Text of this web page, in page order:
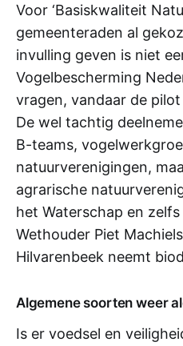
Voor ‘Basiskwaliteit
gemeenteraden al
invulling geven is niet
Vogelbescherming
vragen, vandaar de
De wel tachtig
B-teams,
natuurverenigingen,
agrarische
het Waterschap en
Wethouder Piet
Hilvarenbeek neemt
Algemene soorten weer
Is er voedsel en